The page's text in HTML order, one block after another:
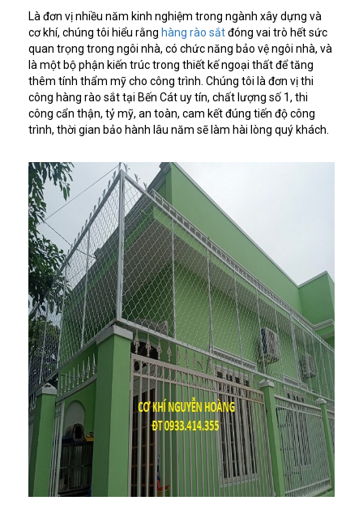
Là đơn vị nhiều năm kinh nghiệm trong ngành xây dựng và
cơ khí, chúng tôi hiểu rằng hàng rào sắtđóng vai trò hết sức
quan trọng trong ngôi nhà, có chức năng bảo vệ ngôi nhà, và
là một bộ phận kiến trúc trong thiết kế ngoại thất để tăng
thêm tính thẩm mỹ cho công trình. Chúng tôi là đơn vị thi
công hàng rào sắt tại Bến Cát uy tín, chất lượng số 1, thi
công cẩn thận, tỷ mỹ, an toàn, cam kết đúng tiến độ công
trình, thời gian bảo hành lâu năm sẽ làm hài lòng quý khách.